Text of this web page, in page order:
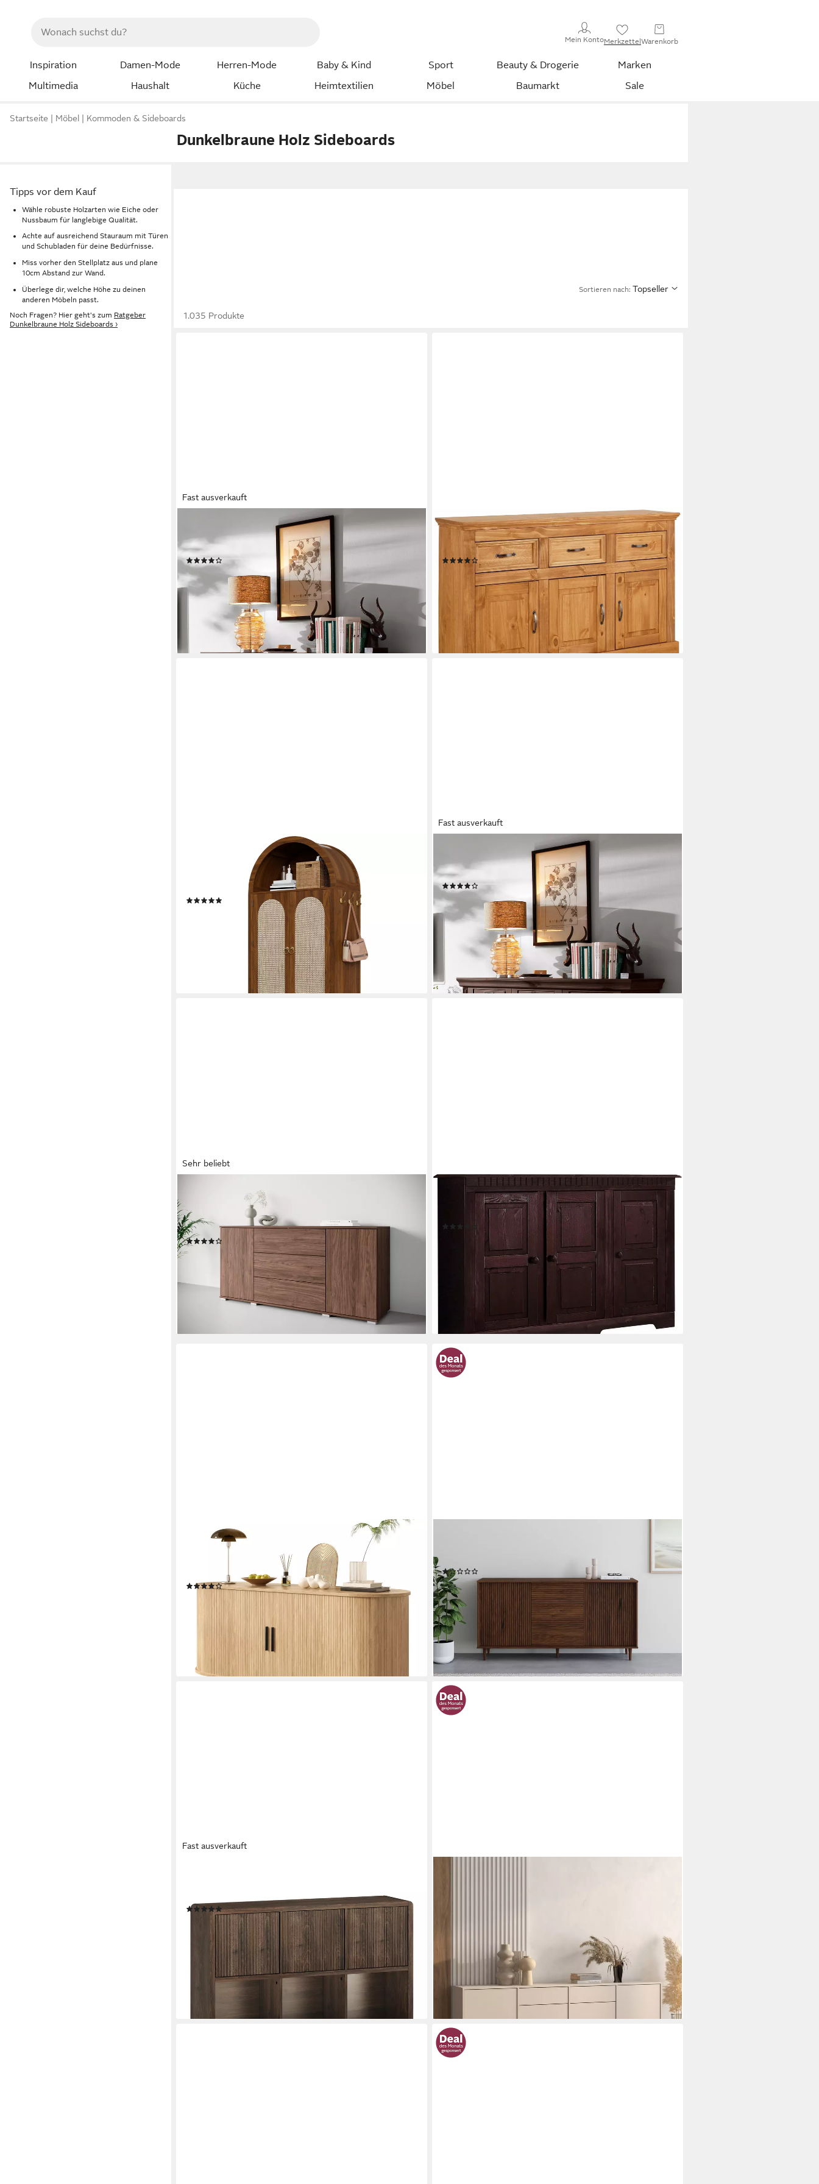
Mein KontoMerkzettelWarenkorb
Inspiration Damen-Mode Herren-Mode Baby & Kind Sport Beauty & Drogerie
Marken
Multimedia
Haushalt Küche Heimtextilien Möbel Baumarkt Sale
Startseite Möbel Kommoden & Sideboards
Dunkelbraune Holz Sideboards
Tipps vor dem Kauf
Wähle robuste Holzarten wie Eiche oder
Nussbaum für langlebige Qualität.
Achte auf ausreichend Stauraum mit Türen
und Schubladen für deine Bedürfnisse.
Miss vorher den Stellplatz aus und plane
10cm Abstand zur Wand.
Überlege dir, welche Höhe zu deinen
anderen Möbeln passt.
Noch Fragen? Hier geht's zum Ratgeber
Dunkelbraune Holz Sideboards ›
Sortieren nach: Topseller
1.035 Produkte
Fast ausverkauft
Sideboard Vinales (B/T/H: 155/39/83 cm), Kommode,
Breite 158 cm
(49)
569,99 €
-15%
lieferbar - in 2-3 Werktagen bei dir
OTTO HOME
Sideboard Selma, Kommode aus massivem Kiefernholz,
Breite 145 cm
(90)
299,99 € UVP999,99 €
lieferbar - in 2-4 Werktagen bei dir
Sideboard im Vintage-Rattan-Stil, Bogenförmiger Schrank
(1 St., 80 L x 40 B x 180 H), Kommode mit 2 Türen, 2
Schubladen und Stauraum, Aufbewahrungsmöbel
399,99 €
lieferbar - in 6-7 Werktagen bei dir
Fast ausverkauft
Sideboard Vinales (B/T/H: 155/39/83 cm), Kommode,
Breite 158 cm
(49)
569,99 €
-15%
lieferbar - in 2-3 Werktagen bei dir
Sehr beliebt
Sideboard Kenia, Kommode für das
Schlafzimmer/Wohnzimmer (1 St), Modernes Sideboard
mit 3 Schubladen und 4 Fächern, Breite 150 cm
189,99 € UVP 399,00 €
lieferbar in 4 Wochen
OTTO HOME
Sideboard Lisa, Kommode aus massivem Kiefernholz,
Breite 158,5 cm
ab 319,99 € UVP 819,99 €
lieferbar - in 2-4 Werktagen bei dir
Sideboard in Holzoptik, Schrank Wohnzimmerschrank
Anrichte (1 St), Kommode mit Rolltüren, Stauraum und
Metallbeinen, 140x40x78cm
(2)
Sideboard Malmedy Front mit gefrästen Rillen, Kommode
aus massivem Kiefernholz, Push-to-open, Breite 160 cm
399,99 € UVP879,99 €
nur diesen Monat
-55%
lieferbar - in 2-4 Werktagen bei dir
Fast ausverkauft
(5)
124,99 €
lieferbar - in 5-6 Werktagen bei dir
lieferbar - in 6-8 Werktagen bei dir